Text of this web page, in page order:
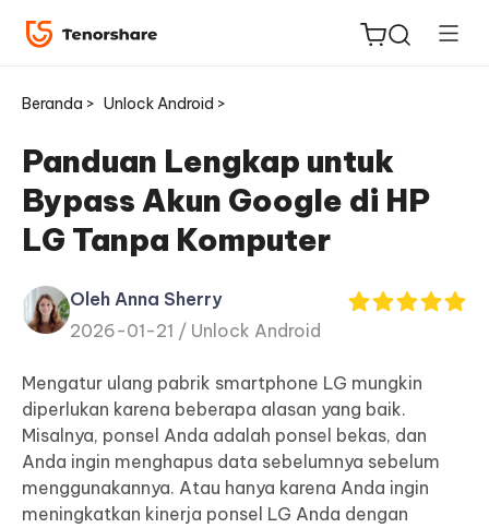
ReiBoot
untuk
iOS
Tenorshare
iAnyGo
Beranda > Unlock Android >
Panduan Lengkap untuk
Bypass Akun Google di HP
LG Tanpa Komputer
Oleh Anna Sherry
2026-01-21 / Unlock Android
Mengatur ulang pabrik smartphone LG mungkin
diperlukan karena beberapa alasan yang baik.
Misalnya, ponsel Anda adalah ponsel bekas, dan
Anda ingin menghapus data sebelumnya sebelum
menggunakannya. Atau hanya karena Anda ingin
meningkatkan kinerja ponsel LG Anda dengan